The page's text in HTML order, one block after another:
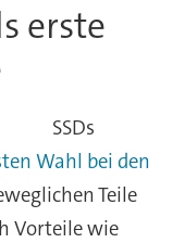
erste
SSDs
Wahl bei den
Teile
Vorteile wie